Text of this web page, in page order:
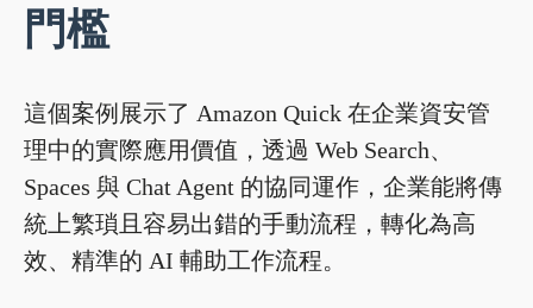
門檻
這個案例展示了 Amazon Quick 在企業資安管
理中的實際應用價值，透過 Web Search、
Spaces 與 Chat Agent 的協同運作，企業能將傳
統上繁瑣且容易出錯的手動流程，轉化為高
效、精準的 AI 輔助工作流程。